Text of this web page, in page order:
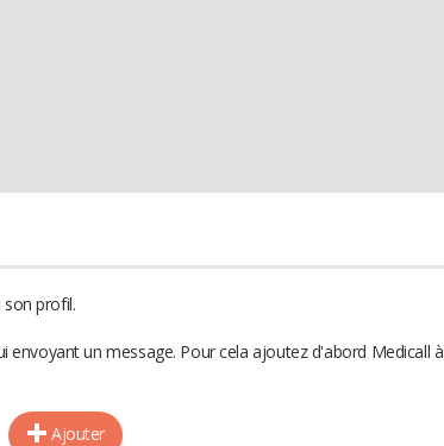
profil.
envoyant un message. Pour cela ajoutez d'abord Medicall à
Ajouter